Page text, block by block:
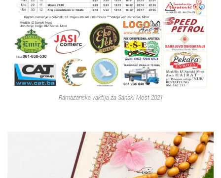
Ramazanska vaktija za Sanski Most 2021